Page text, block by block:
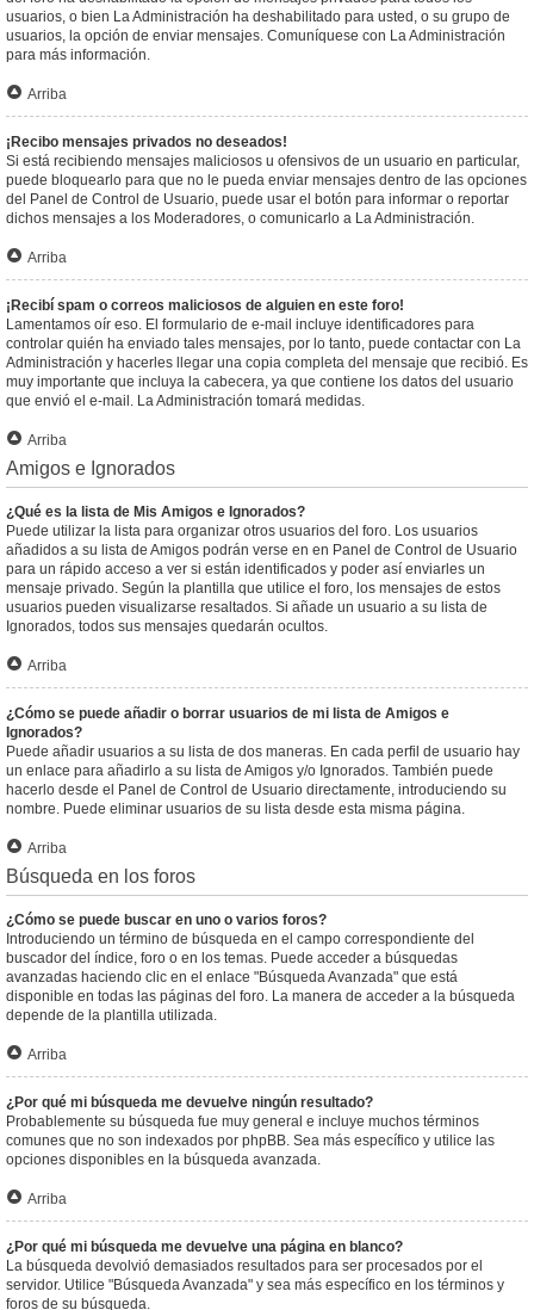
usuarios, o bien La Administración ha deshabilitado para usted, o su grupo de
usuarios, la opción de enviar mensajes. Comuníquese con La Administración
para más información.
Arriba
¡Recibo mensajes privados no deseados!
Si está recibiendo mensajes maliciosos u ofensivos de un usuario en particular,
puede bloquearlo para que no le pueda enviar mensajes dentro de las opciones
del Panel de Control de Usuario, puede usar el botón para informar o reportar
dichos mensajes a los Moderadores, o comunicarlo a La Administración.
Arriba
¡Recibí spam o correos maliciosos de alguien en este foro!
Lamentamos oír eso. El formulario de e-mail incluye identificadores para
controlar quién ha enviado tales mensajes, por lo tanto, puede contactar con La
Administración y hacerles llegar una copia completa del mensaje que recibió. Es
muy importante que incluya la cabecera, ya que contiene los datos del usuario
que envió el e-mail. La Administración tomará medidas.
Arriba
Amigos e Ignorados
¿Qué es la lista de Mis Amigos e Ignorados?
Puede utilizar la lista para organizar otros usuarios del foro. Los usuarios
añadidos a su lista de Amigos podrán verse en en Panel de Control de Usuario
para un rápido acceso a ver si están identificados y poder así enviarles un
mensaje privado. Según la plantilla que utilice el foro, los mensajes de estos
usuarios pueden visualizarse resaltados. Si añade un usuario a su lista de
Ignorados, todos sus mensajes quedarán ocultos.
Arriba
¿Cómo se puede añadir o borrar usuarios de mi lista de Amigos e
Ignorados?
Puede añadir usuarios a su lista de dos maneras. En cada perfil de usuario hay
un enlace para añadirlo a su lista de Amigos y/o Ignorados. También puede
hacerlo desde el Panel de Control de Usuario directamente, introduciendo su
nombre. Puede eliminar usuarios de su lista desde esta misma página.
Arriba
Búsqueda en los foros
¿Cómo se puede buscar en uno o varios foros?
Introduciendo un término de búsqueda en el campo correspondiente del
buscador del índice, foro o en los temas. Puede acceder a búsquedas
avanzadas haciendo clic en el enlace "Búsqueda Avanzada" que está
disponible en todas las páginas del foro. La manera de acceder a la búsqueda
depende de la plantilla utilizada.
Arriba
¿Por qué mi búsqueda me devuelve ningún resultado?
Probablemente su búsqueda fue muy general e incluye muchos términos
comunes que no son indexados por phpBB. Sea más específico y utilice las
opciones disponibles en la búsqueda avanzada.
Arriba
¿Por qué mi búsqueda me devuelve una página en blanco?
La búsqueda devolvió demasiados resultados para ser procesados por el
servidor. Utilice "Búsqueda Avanzada" y sea más específico en los términos y
foros de su búsqueda.